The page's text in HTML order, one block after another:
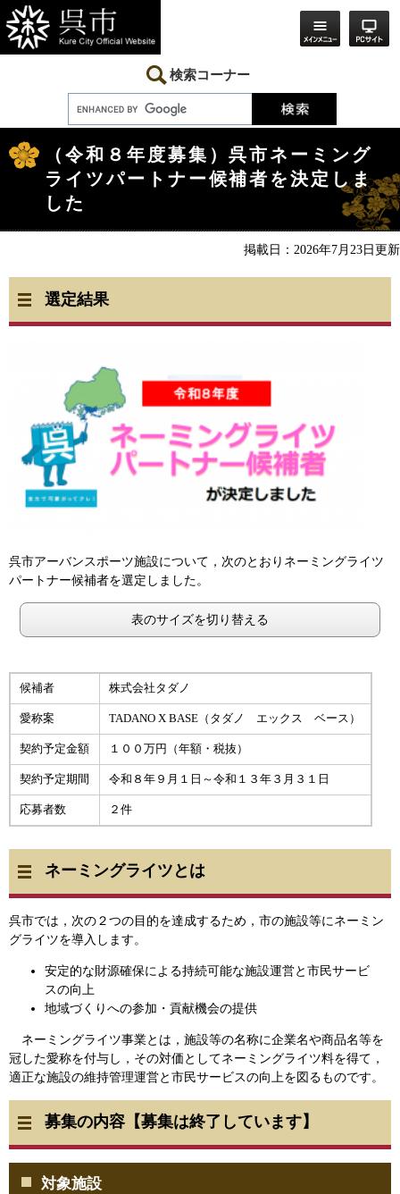
ー
ジ
の
ニ
ュ
ー
本
検索コーナー
文
（令和８年度募集）呉市ネーミング
ライツパートナー候補者を決定しま
した
掲載日：2026年7月23日更新
選定結果
呉市アーバンスポーツ施設について，次のとおりネーミングライツ
パートナー候補者を選定しました。
表のサイズを切り替える
候補者 株式会社タダノ
愛称案 TADANO X BASE（タダノ エックス ベース）
契約予定金額 １００万円（年額・税抜）
契約予定期間 令和８年９月１日～令和１３年３月３１日
応募者数 ２件
ネーミングライツとは
呉市では，次の２つの目的を達成するため，市の施設等にネーミン
グライツを導入します。
安定的な財源確保による持続可能な施設運営と市民サービ
スの向上
地域づくりへの参加・貢献機会の提供
ネーミングライツ事業とは，施設等の名称に企業名や商品名等を
冠した愛称を付与し，その対価としてネーミングライツ料を得て，
適正な施設の維持管理運営と市民サービスの向上を図るものです。
募集の内容【募集は終了しています】
対象施設